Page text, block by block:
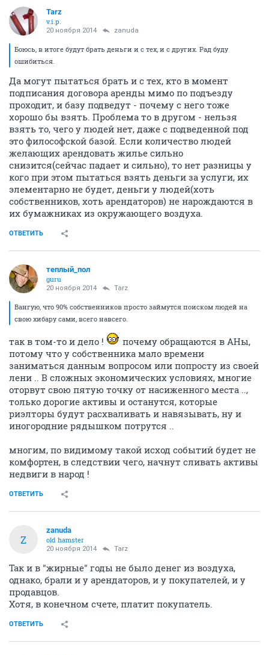
Tarz
v.i.p.
20 ноября 2014 zanuda
Боюсь, в итоге будут брать деньги и с тех, и с других. Рад буду
ошибиться.
Да могут пытаться брать и с тех, кто в момент
подписания договора аренды мимо по подъезду
проходит, и базу подведут - почему с него тоже
хорошо бы взять. Проблема то в другом - нельзя
взять то, чего у людей нет, даже с подведенной под
это философской базой. Если количество людей
желающих арендовать жилье сильно
снизится(сейчас падает и сильно), то нет разницы у
кого при этом пытаться взять деньги за услуги, их
элементарно не будет, деньги у людей(хоть
собственников, хоть арендаторов) не нарождаются в
их бумажниках из окружающего воздуха.
ОТВЕТИТЬ
теплый_пол
guru
20 ноября 2014 Tarz
Вангую, что 90% собственников просто займутся поиском людей на
свою хибару сами, всего навсего.
так в том-то и дело !
почему обращаются в АНы,
потому что у собственника мало времени
заниматься данным вопросом или попросту из своей
лени .. В сложных экономических условиях, многие
оторвут свою пятую точку от насиженного места ..,
только дорогие активы и останутся, которые
риэлторы будут расхваливать и навязывать, ну и
иногородние рядышком потрутся ..
многим, по видимому такой исход событий будет не
комфортен, в следствии чего, начнут сливать активы
недвиги в народ !
ОТВЕТИТЬ
Z
zanuda
old hamster
20 ноября 2014 Tarz
Так и в "жирные" годы не было денег из воздуха,
однако, брали и у арендаторов, и у покупателей, и у
продавцов.
Хотя, в конечном счете, платит покупатель.
ОТВЕТИТЬ